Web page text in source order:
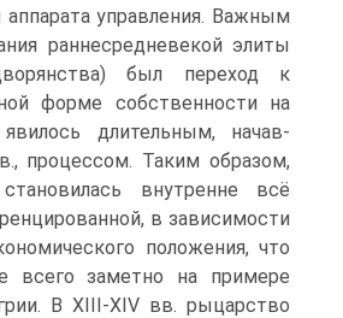
управления. Важ­ным
раннесредневекой элиты
был переход к
форме собственности на
длительным, начав­
процессом. Таким образом,
внутренне всё
в зависимости
положения, что
всего заметно на примере
В XIII-XIV вв. рыцар­ство